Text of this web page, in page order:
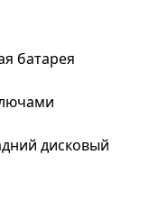
батарея
дисковый